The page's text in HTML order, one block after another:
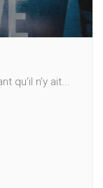
qu’il n’y ait...